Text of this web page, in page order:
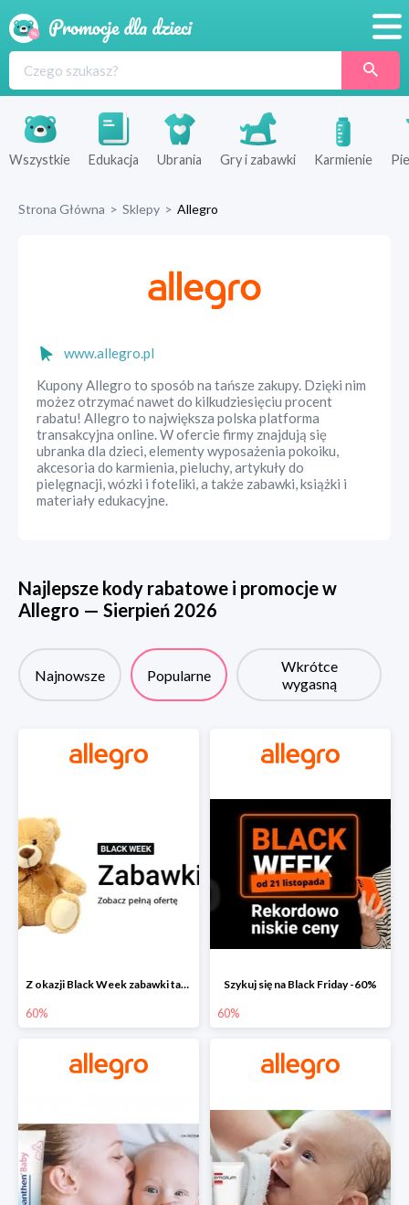
Produkty
Sklepy
Wszystkie Edukacja Ubrania Gry i zabawki Karmienie
Strona Główna > Sklepy > Allegro
www.allegro.pl
Kupony Allegro to sposób na tańsze zakupy. Dzięki nim
możez otrzymać nawet do kilkudziesięciu procent
rabatu! Allegro to największa polska platforma
transakcyjna online. W ofercie firmy znajdują się
ubranka dla dzieci, elementy wyposażenia pokoiku,
akcesoria do karmienia, pieluchy, artykuły do
pielęgnacji, wózki i foteliki, a także zabawki, książki i
materiały edukacyjne.
Najlepsze kody rabatowe i promocje w
Allegro — Sierpień 2026
Najnowsze Popularne
Wkrótce
wygasną
Z okazji Black Week zabawki taniej na allegro.pl
60%
Szykuj się na Black Friday -60%
60%